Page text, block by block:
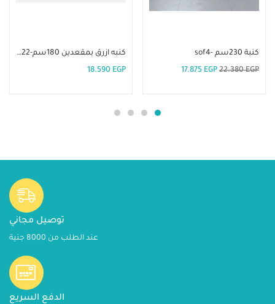
كنبة 230سم -sof4
22.380EGP
17.875 EGP
كنبه ازرق بمقعدين 180سم-DVR 22
18.590 EGP
توصيل مجاني
عند الطلب من 8000 جنية
الدفع السريع